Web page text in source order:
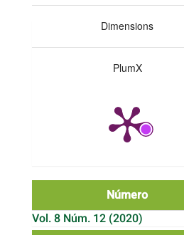
Dimensions
PlumX
Número
Vol. 8 Núm. 12 (2020)